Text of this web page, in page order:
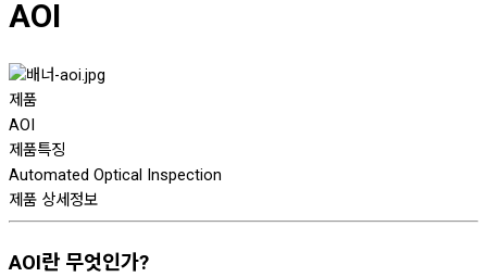
AOI
제품
AOI
제품특징
Automated Optical Inspection
제품 상세정보
AOI란 무엇인가?